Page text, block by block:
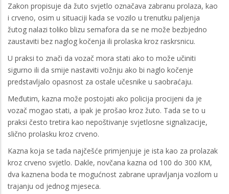
Zakon propisuje da žuto svjetlo označava zabranu prolaza, kao
i crveno, osim u situaciji kada se vozilo u trenutku paljenja
žutog nalazi toliko blizu semafora da se ne može bezbjedno
zaustaviti bez naglog kočenja ili prolaska kroz raskrsnicu.
U praksi to znači da vozač mora stati ako to može učiniti
sigurno ili da smije nastaviti vožnju ako bi naglo kočenje
predstavljalo opasnost za ostale učesnike u saobraćaju.
Međutim, kazna može postojati ako policija procijeni da je
vozač mogao stati, a ipak je prošao kroz žuto. Tada se to u
praksi često tretira kao nepoštivanje svjetlosne signalizacije,
slično prolasku kroz crveno.
Kazna koja se tada najčešće primjenjuje je ista kao za prolazak
kroz crveno svjetlo. Dakle, novčana kazna od 100 do 300 KM,
dva kaznena boda te mogućnost zabrane upravljanja vozilom u
trajanju od jednog mjeseca.